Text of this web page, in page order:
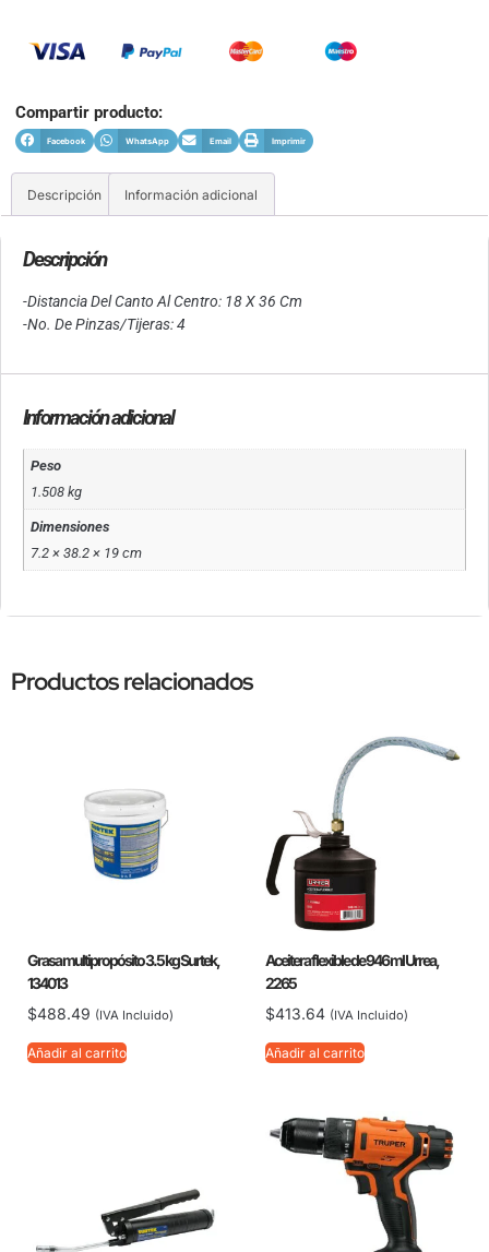
Compartir producto:
Facebook WhatsApp Email Imprimir
Descripción Información adicional
Descripción
-Distancia Del Canto Al Centro: 18 X 36 Cm
-No. De Pinzas/Tijeras: 4
Información adicional
Peso
1.508 kg
Dimensiones
7.2 × 38.2 × 19 cm
Productos relacionados
Grasa multipropósito 3.5 kg Surtek,
134013
$488.49 (IVA Incluido)
Añadir al carrito
Aceitera flexible de 946 ml Urrea,
2265
$413.64 (IVA Incluido)
Añadir al carrito